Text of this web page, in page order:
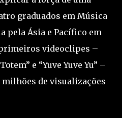
graduados em Música
pela Ásia e Pacífico em
videoclipes –
e “Yuve Yuve Yu” –
milhões de visualizações